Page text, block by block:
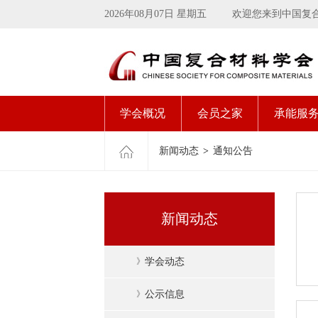
2026年08月07日 星期五 欢迎您来到中国复
学会概况 会员之家 承能服
新闻动态 > 通知公告
新闻动态
》 学会动态
》 公示信息